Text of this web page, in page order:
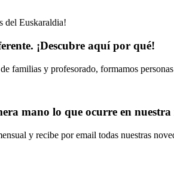
del Euskaraldia!
¡Descubre aquí por qué!
familias y profesorado, formamos
mano lo que ocurre en
y recibe por email todas nuestras